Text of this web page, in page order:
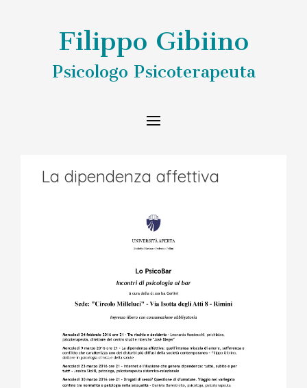
Filippo Gibiino
Psicologo Psicoterapeuta
La dipendenza affettiva